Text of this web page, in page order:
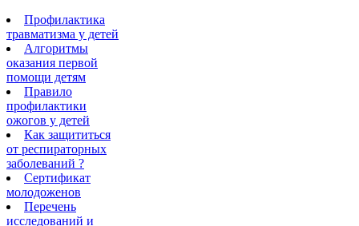
Профилактика
травматизма у детей
Алгоритмы
оказания первой
помощи детям
Правило
профилактики
ожогов у детей
Как защититься
от респираторных
заболеваний ?
Сертификат
молодоженов
Перечень
исследований и